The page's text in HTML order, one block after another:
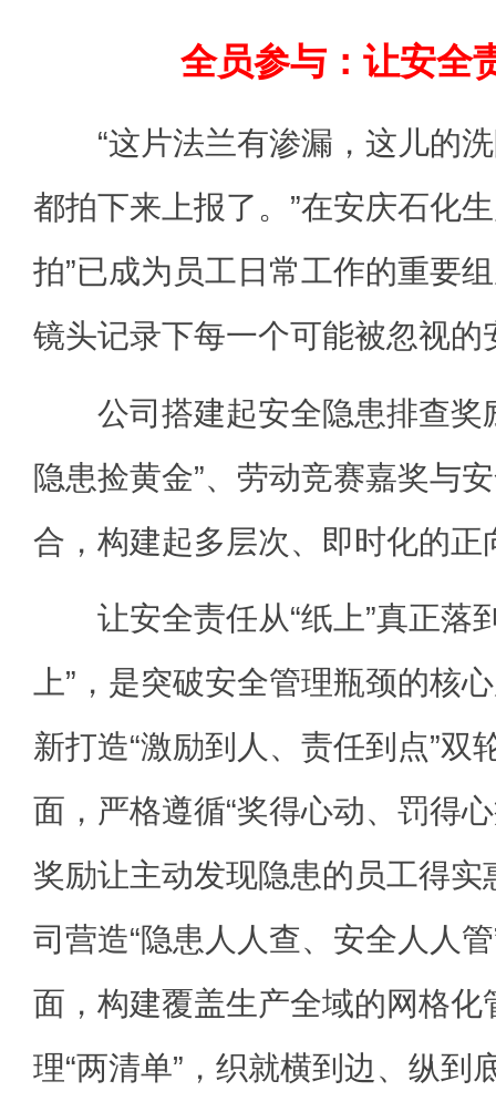
全员参与：让安全
“这片法兰有渗漏，这儿的洗
都拍下来上报了。”在安庆石化
拍”已成为员工日常工作的重要
镜头记录下每一个可能被忽视的
公司搭建起安全隐患排查奖
隐患捡黄金”、劳动竞赛嘉奖与
合，构建起多层次、即时化的正
让安全责任从“纸上”真正落到
上”，是突破安全管理瓶颈的核
新打造“激励到人、责任到点”双
面，严格遵循“奖得心动、罚得
奖励让主动发现隐患的员工得实
司营造“隐患人人查、安全人人
面，构建覆盖生产全域的网格化
理“两清单”，织就横到边、纵到